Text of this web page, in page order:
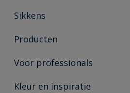
Sikkens
Over Sikkens
Duurzaamheid
Producten
Producten voor binnen
Vind je verkooppunt
Voor professionals
Advies & service
Kleur en inspiratie